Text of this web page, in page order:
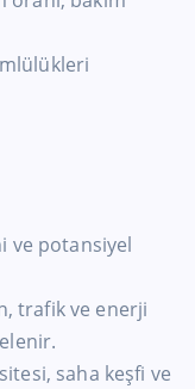
ve potansiyel
trafik ve enerji
saha keşfi ve